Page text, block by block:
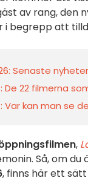
av rang, den
i begrepp att
Senaste
De 22 filmerna
Var kan man se
,
Så, om
, finns här ett